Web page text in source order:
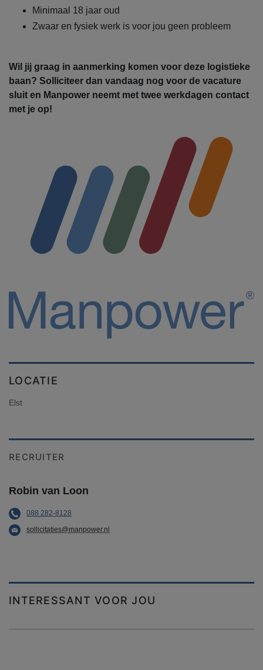
Minimaal 18 jaar oud
Zwaar en fysiek werk is voor jou geen probleem
Wil jij graag in aanmerking komen voor deze logistieke
baan? Solliciteer dan vandaag nog voor de vacature
sluit en Manpower neemt met twee werkdagen contact
met je op!
LOCATIE
Elst
RECRUITER
Robin van Loon
088 282-8128
sollicitaties@manpower.nl
INTERESSANT VOOR JOU